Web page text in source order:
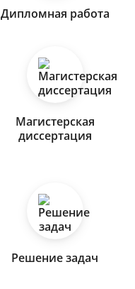
Дипломная работа
Магистерская
диссертация
Решение задач